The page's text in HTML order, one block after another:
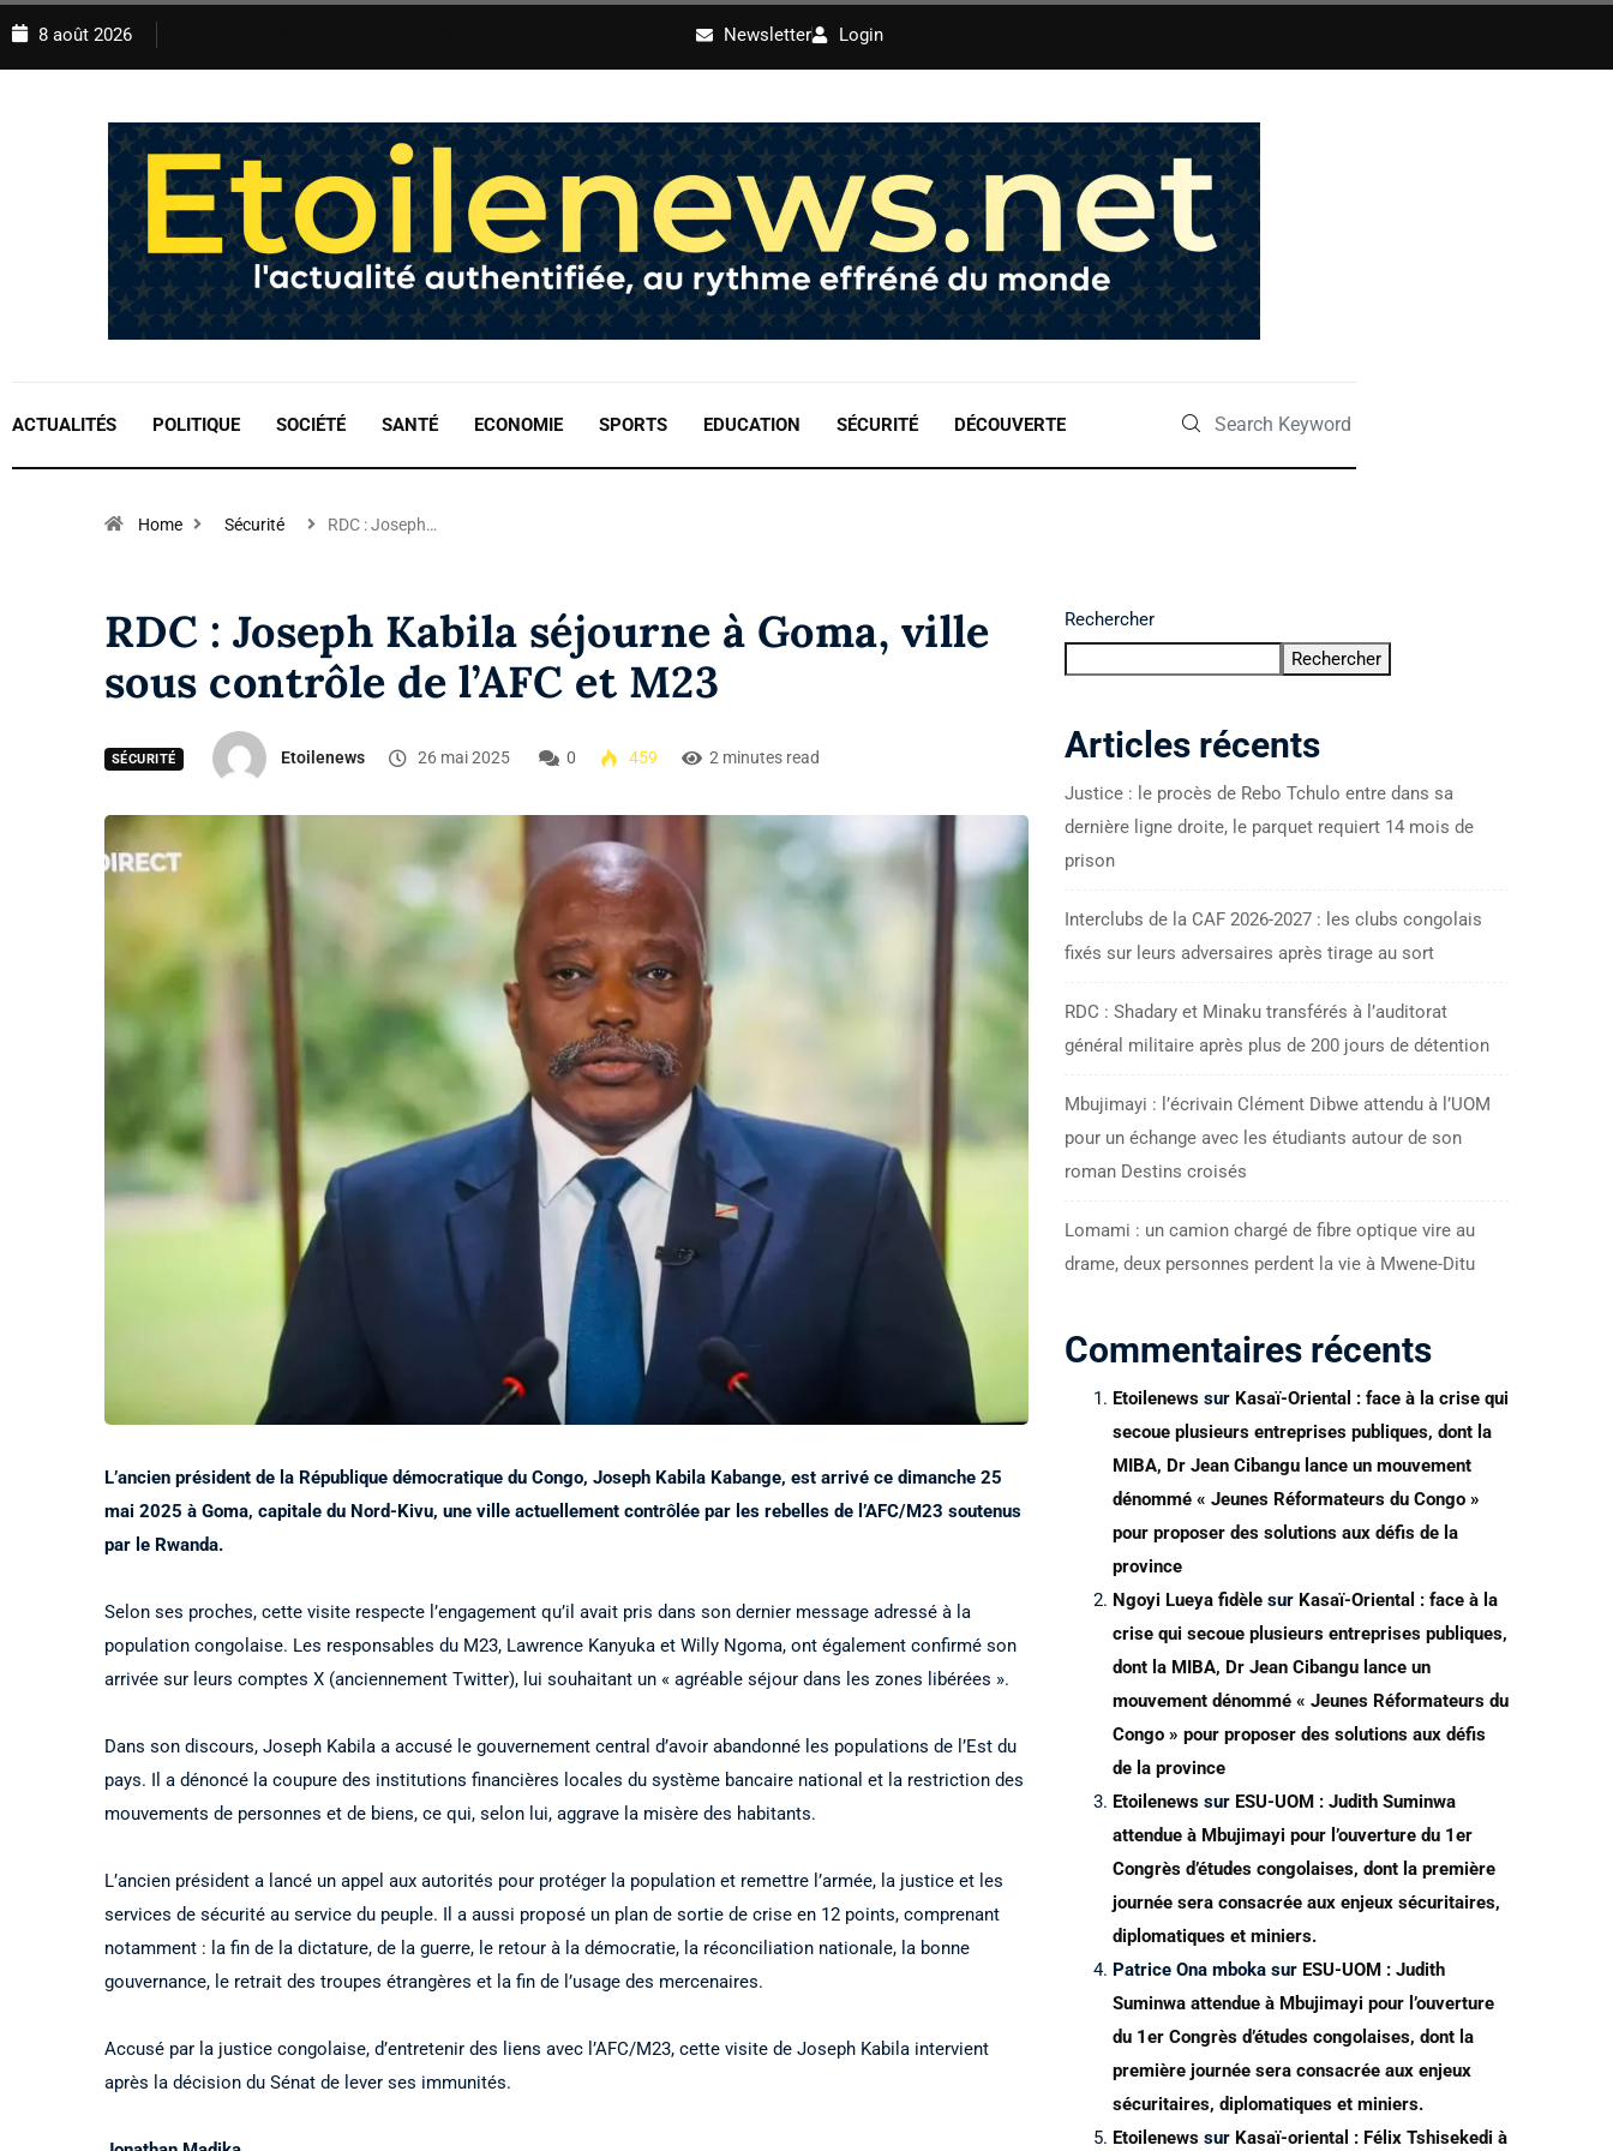
8 août 2026 Newsletter Login
ACTUALITÉS POLITIQUE SOCIÉTÉ SANTÉ ECONOMIE SPORTS EDUCATION SÉCURITÉ DÉCOUVERTE
Home Sécurité RDC : Joseph…
RDC : Joseph Kabila séjourne à Goma, ville
sous contrôle de l’AFC et M23
SÉCURITÉ Etoilenews 26 mai 2025 0 459 2 minutes read
L’ancien président de la République démocratique du Congo, Joseph Kabila Kabange, est arrivé ce dimanche 25
mai 2025 à Goma, capitale du Nord-Kivu, une ville actuellement contrôlée par les rebelles de l’AFC/M23 soutenus
par le Rwanda.
Selon ses proches, cette visite respecte l’engagement qu’il avait pris dans son dernier message adressé à la
population congolaise. Les responsables du M23, Lawrence Kanyuka et Willy Ngoma, ont également confirmé son
arrivée sur leurs comptes X (anciennement Twitter), lui souhaitant un « agréable séjour dans les zones libérées ».
Dans son discours, Joseph Kabila a accusé le gouvernement central d’avoir abandonné les populations de l’Est du
pays. Il a dénoncé la coupure des institutions financières locales du système bancaire national et la restriction des
mouvements de personnes et de biens, ce qui, selon lui, aggrave la misère des habitants.
L’ancien président a lancé un appel aux autorités pour protéger la population et remettre l’armée, la justice et les
services de sécurité au service du peuple. Il a aussi proposé un plan de sortie de crise en 12 points, comprenant
notamment : la fin de la dictature, de la guerre, le retour à la démocratie, la réconciliation nationale, la bonne
gouvernance, le retrait des troupes étrangères et la fin de l’usage des mercenaires.
Accusé par la justice congolaise, d’entretenir des liens avec l’AFC/M23, cette visite de Joseph Kabila intervient
après la décision du Sénat de lever ses immunités.
Rechercher
Rechercher
Articles récents
Justice : le procès de Rebo Tchulo entre dans sa
dernière ligne droite, le parquet requiert 14 mois de
prison
Interclubs de la CAF 2026-2027 : les clubs congolais
fixés sur leurs adversaires après tirage au sort
RDC : Shadary et Minaku transférés à l’auditorat
général militaire après plus de 200 jours de détention
Mbujimayi : l’écrivain Clément Dibwe attendu à l’UOM
pour un échange avec les étudiants autour de son
roman Destins croisés
Lomami : un camion chargé de fibre optique vire au
drame, deux personnes perdent la vie à Mwene-Ditu
Commentaires récents
Etoilenews sur Kasaï-Oriental : face à la crise qui
secoue plusieurs entreprises publiques, dont la
MIBA, Dr Jean Cibangu lance un mouvement
dénommé « Jeunes Réformateurs du Congo »
pour proposer des solutions aux défis de la
province
Ngoyi Lueya fidèle sur Kasaï-Oriental : face à la
crise qui secoue plusieurs entreprises publiques,
dont la MIBA, Dr Jean Cibangu lance un
mouvement dénommé « Jeunes Réformateurs du
Congo » pour proposer des solutions aux défis
de la province
Etoilenews sur ESU-UOM : Judith Suminwa
attendue à Mbujimayi pour l’ouverture du 1er
Congrès d’études congolaises, dont la première
journée sera consacrée aux enjeux sécuritaires,
diplomatiques et miniers.
Patrice Ona mboka sur ESU-UOM : Judith
Suminwa attendue à Mbujimayi pour l’ouverture
du 1er Congrès d’études congolaises, dont la
première journée sera consacrée aux enjeux
sécuritaires, diplomatiques et miniers.
Etoilenews sur Kasaï-oriental : Félix Tshisekedi à